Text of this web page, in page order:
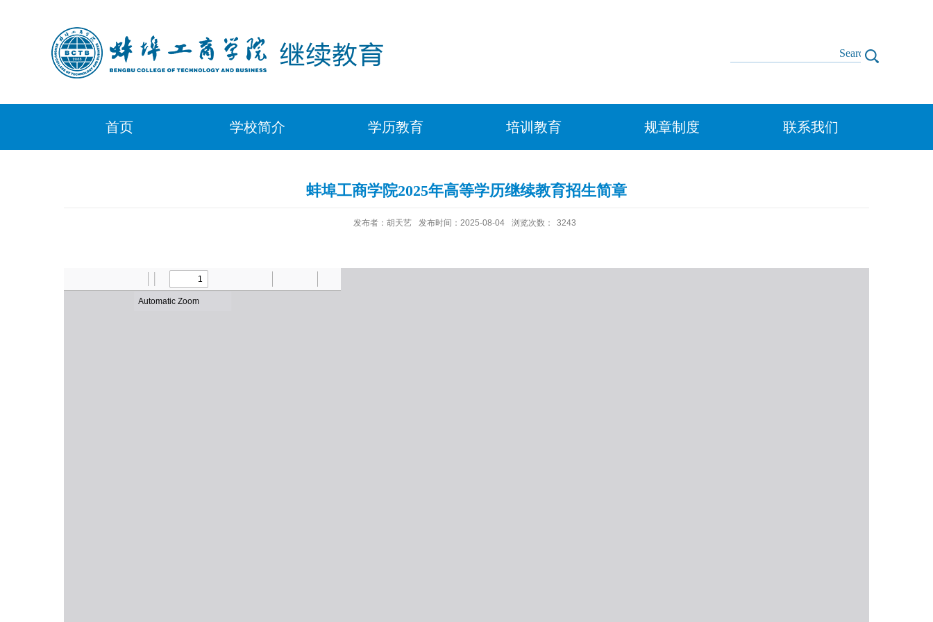
首页 学校简介 学历教育 培训教育 规章制度 联系我们
蚌埠工商学院2025年高等学历继续教育招生简章
发布者：胡天艺 发布时间：2025-08-04 浏览次数： 3243